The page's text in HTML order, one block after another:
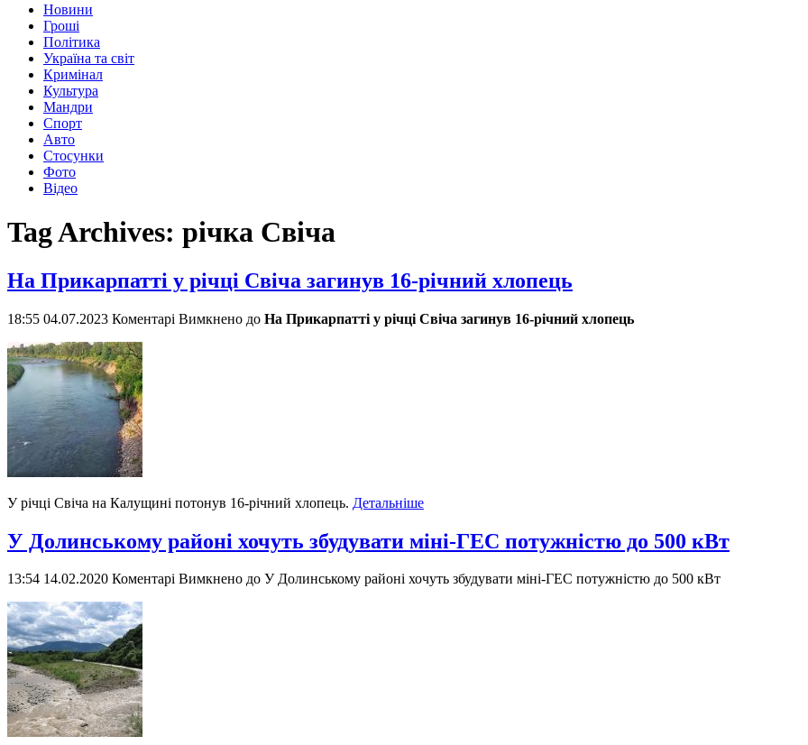
Новини
Гроші
Політика
Україна та світ
Кримінал
Культура
Мандри
Спорт
Авто
Стосунки
Фото
Відео
Tag Archives: річка Свіча
На Прикарпатті у річці Свіча загинув 16-річний хлопець
18:55 04.07.2023 Коментарі Вимкнено до На Прикарпатті у річці Свіча загинув 16-річний хлопець
У річці Свіча на Калущині потонув 16-річний хлопець. Детальніше
У Долинському районі хочуть збудувати міні-ГЕС потужністю до 500 кВт
13:54 14.02.2020 Коментарі Вимкнено до У Долинському районі хочуть збудувати міні-ГЕС потужністю до 500 кВт